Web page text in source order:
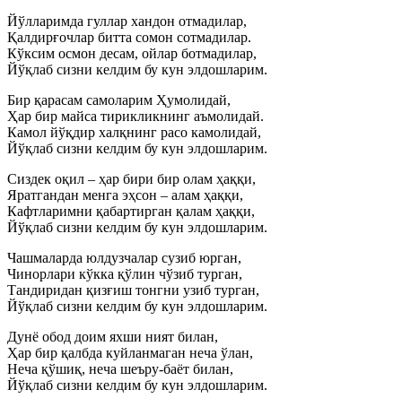
Йўлларимда гуллар хандон отмадилар,
Қалдирғочлар битта сомон сотмадилар.
Кўксим осмон десам, ойлар ботмадилар,
Йўқлаб сизни келдим бу кун элдошларим.
Бир қарасам самоларим Ҳумолидай,
Ҳар бир майса тирикликнинг аъмолидай.
Камол йўқдир халқнинг расо камолидай,
Йўқлаб сизни келдим бу кун элдошларим.
Сиздек оқил – ҳар бири бир олам ҳаққи,
Яратгандан менга эҳсон – алам ҳаққи,
Кафтларимни қабартирган қалам ҳаққи,
Йўқлаб сизни келдим бу кун элдошларим.
Чашмаларда юлдузчалар сузиб юрган,
Чинорлари кўкка қўлин чўзиб турган,
Тандиридан қизғиш тонгни узиб турган,
Йўқлаб сизни келдим бу кун элдошларим.
Дунё обод доим яхши ният билан,
Ҳар бир қалбда куйланмаган неча ўлан,
Неча қўшиқ, неча шеъру-баёт билан,
Йўқлаб сизни келдим бу кун элдошларим.